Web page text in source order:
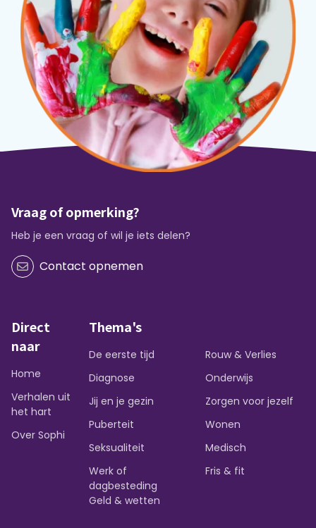
Vraag of opmerking?
Heb je een vraag of wil je iets delen?
Contact opnemen
Direct
naar
Home
Verhalen uit
het hart
Over Sophi
Thema's
De eerste tijd
Diagnose
Jij en je gezin
Puberteit
Seksualiteit
Werk of
dagbesteding
Rouw & Verlies
Onderwijs
Zorgen voor jezelf
Wonen
Medisch
Fris & fit
Geld & wetten